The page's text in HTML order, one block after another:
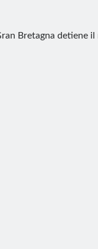
Bretagna